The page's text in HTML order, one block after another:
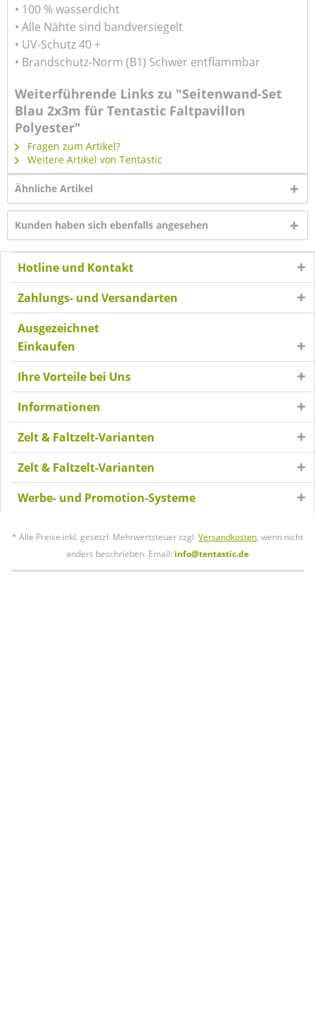
• 100 % wasserdicht
• Alle Nähte sind bandversiegelt
• UV-Schutz 40 +
• Brandschutz-Norm (B1) Schwer entflammbar
Weiterführende Links zu "Seitenwand-Set
Blau 2x3m für Tentastic Faltpavillon
Polyester"
Fragen zum Artikel?
Weitere Artikel von Tentastic
Ähnliche Artikel
Kunden haben sich ebenfalls angesehen
Hotline und Kontakt
Zahlungs- und Versandarten
Ausgezeichnet
Einkaufen
Ihre Vorteile bei Uns
Informationen
Zelt & Faltzelt-Varianten
Zelt & Faltzelt-Varianten
Werbe- und Promotion-Systeme
* Alle Preise inkl. gesetzl. Mehrwertsteuer zzgl. Versandkosten, wenn nicht
anders beschrieben. Email: info@tentastic.de